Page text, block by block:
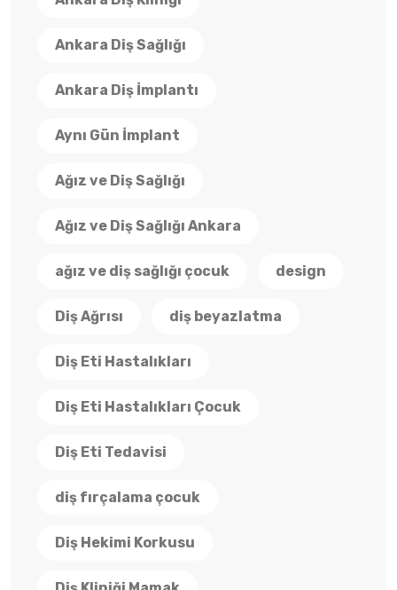
Ankara Diş Sağlığı
Ankara Diş İmplantı
Aynı Gün İmplant
Ağız ve Diş Sağlığı
Ağız ve Diş Sağlığı Ankara
ağız ve diş sağlığı çocuk design
Diş Ağrısı diş beyazlatma
Diş Eti Hastalıkları
Diş Eti Hastalıkları Çocuk
Diş Eti Tedavisi
diş fırçalama çocuk
Diş Hekimi Korkusu